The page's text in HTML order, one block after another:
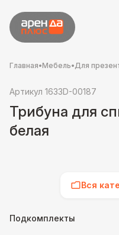
Главная•Мебель•Для
Артикул 1633D-00187
Трибуна для
белая
Вся
Подкомплекты